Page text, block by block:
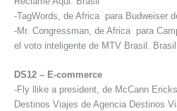
-TagWords, de Africa para Budweiser
-Mr. Congressman, de Africa para
el voto inteligente de MTV Brasil. Brasil
DS12 – E-commerce
-Fly llike a president, de McCann
Destinos Viajes de Agencia Destinos